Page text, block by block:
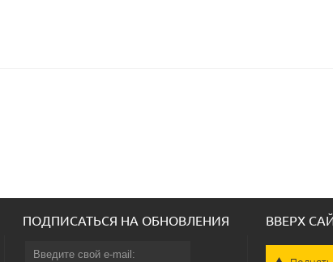
ПОДПИСАТЬСЯ НА ОБНОВЛЕНИЯ ВВЕРХ